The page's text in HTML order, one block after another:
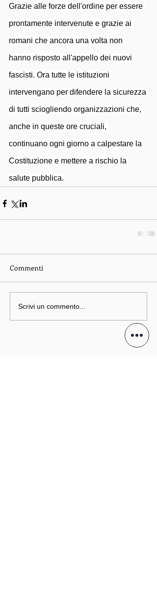
Grazie alle forze dell'ordine per essere
prontamente intervenute e grazie ai
romani che ancora una volta non
hanno risposto all'appello dei nuovi
fascisti. Ora tutte le istituzioni
intervengano per difendere la sicurezza
di tutti sciogliendo organizzazioni che,
anche in queste ore cruciali,
continuano ogni giorno a calpestare la
Costituzione e mettere a rischio la
salute pubblica.
Commenti
Scrivi un commento...